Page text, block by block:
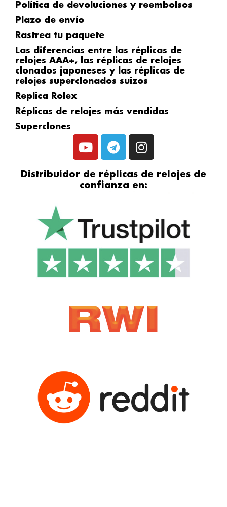
Política de devoluciones y reembolsos
Plazo de envío
Rastrea tu paquete
Las diferencias entre las réplicas de
relojes AAA+, las réplicas de relojes
clonados japoneses y las réplicas de
relojes superclonados suizos
Replica Rolex
Réplicas de relojes más vendidas
Superclones
Y
o
u
t
u
e
T
e
e
g
m
I
n
s
t
a
a
m
Distribuidor de réplicas de relojes de
confianza en: